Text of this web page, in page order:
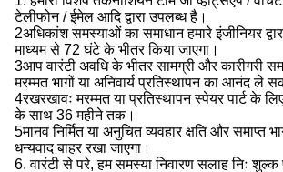
टेलीफोन / ईमेल आदि द्वारा उपलब्ध है।
2अधिकांश समस्याओं का समाधान हमारे इंजीनियर
माध्यम से 72 घंटे के भीतर किया जाएगा।
3आप वारंटी अवधि के भीतर सामग्री और कारीगरी
मरम्मत भागों या अनिवार्य प्रतिस्थापन का आनंद ले
4रखरखावः मरम्मत या प्रतिस्थापन स्पेयर पार्ट के
के साथ 36 महीने तक।
5मानव निर्मित या अनुचित व्यवहार क्षति और समाप्त
धन्यवाद बाहर रखा जाएगा।
6. वारंटी से परे, हम समस्या निवारण सलाह निः